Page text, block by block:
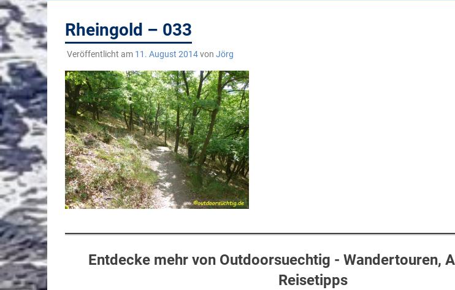
Rheingold – 033
Veröffentlicht am 11. August 2014von Jörg
Entdecke mehr von Outdoorsuechtig - Wandertouren,
Reisetipps